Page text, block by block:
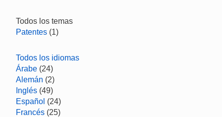
Todos los temas
Patentes (1)
Todos los idiomas
Árabe (24)
Alemán (2)
Inglés (49)
Español (24)
Francés (25)